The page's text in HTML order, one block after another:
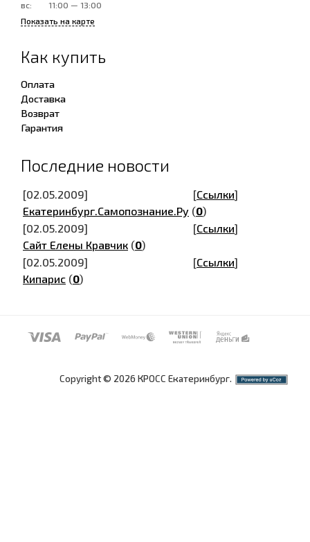
вс:
11:00 — 13:00
Показать на карте
Как купить
Оплата
Доставка
Возврат
Гарантия
Последние новости
[02.05.2009] [Ссылки]
Екатеринбург.Самопознание.Ру (0)
[02.05.2009]
[Ссылки]
Сайт Елены Кравчик (0)
[02.05.2009]
[Ссылки]
Кипарис (0)
Copyright © 2026 КРОСС Екатеринбург.